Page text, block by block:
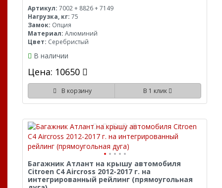
Артикул: 7002 + 8826 + 7149
Нагрузка, кг: 75
Замок: Опция
Материал: Алюминий
Цвет: Серебристый
В наличии
Цена: 10650
В корзину В 1 клик
Багажник Атлант на крышу автомобиля
Citroen C4 Aircross 2012-2017 г. на
интегрированный рейлинг (прямоугольная